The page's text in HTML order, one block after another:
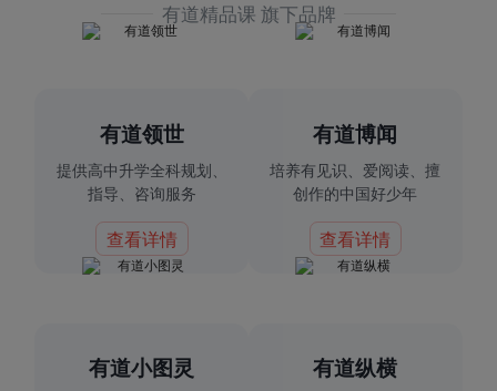
有道精品课 旗下品牌
有道领世
提供高中升学全科规划、
指导、咨询服务
查看详情
有道博闻
培养有见识、爱阅读、擅
创作的中国好少年
查看详情
有道小图灵 有道纵横